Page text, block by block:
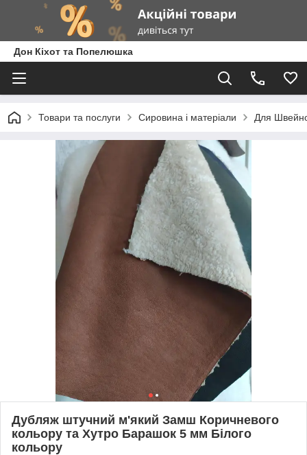
Дон Кіхот та Попелюшка
Товари та послуги Сировина і матеріали Для
Дубляж штучний м'який Замш Коричневого
кольору та Хутро Барашок 5 мм Білого
кольору